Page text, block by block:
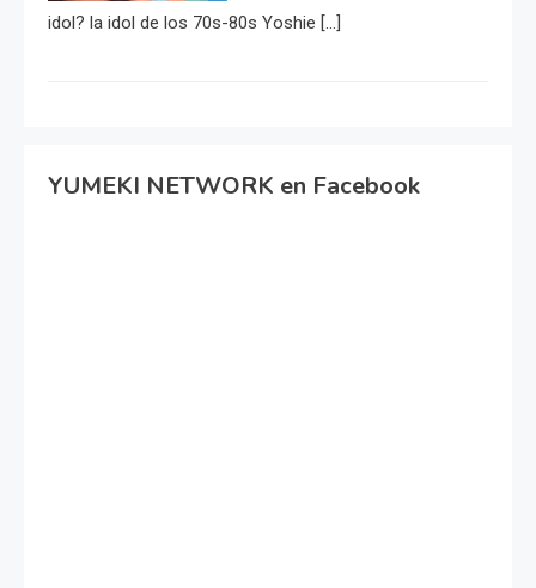
idol? la idol de los 70s-80s Yoshie […]
YUMEKI NETWORK en Facebook